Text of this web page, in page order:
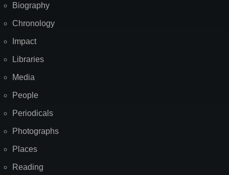
Biography
Chronology
Impact
Libraries
Media
People
Periodicals
Photographs
Places
Reading